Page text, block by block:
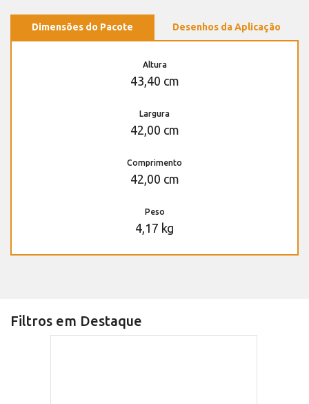
Dimensões do Pacote Desenhos da Aplicação
Altura
43,40 cm
Largura
42,00 cm
Comprimento
42,00 cm
Peso
4,17 kg
Filtros em Destaque